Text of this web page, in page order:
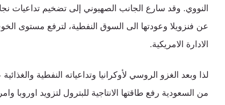
النووي. وقد سارع الجانب الصهيوني إلى تضخيم تداعيات
عن فنزويلا وعودتها الى السوق النفطية، لترفع مستوى
الادارة الامريكية.
لذا وبعد الغزو الروسي لأوكرانيا وتداعياته النفطية
من السعودية رفع طاقتها الانتاجية للبترول لتزويد اوروبا